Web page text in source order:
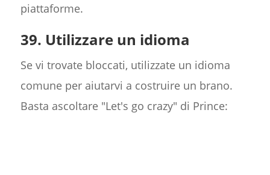
piattaforme.
39. Utilizzare un idioma
Se vi trovate bloccati, utilizzate un idioma
comune per aiutarvi a costruire un brano.
Basta ascoltare "Let's go crazy" di Prince: